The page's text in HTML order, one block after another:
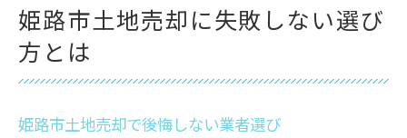
姫路市土地売却に失敗しない選び
方とは
姫路市土地売却で後悔しない業者選び